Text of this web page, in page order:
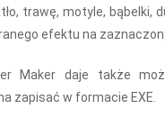
trawę, motyle,
efektu na
Maker daje także
zapisać w formacie EXE.